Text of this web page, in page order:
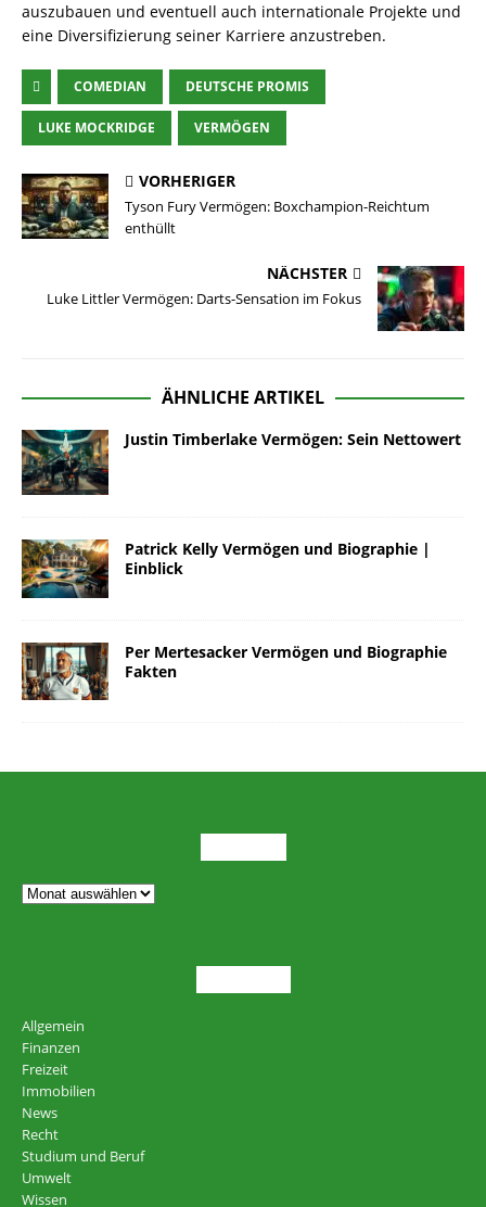
auszubauen und eventuell auch internationale Projekte und
eine Diversifizierung seiner Karriere anzustreben.
COMEDIAN DEUTSCHE PROMIS
LUKE MOCKRIDGE VERMÖGEN
VORHERIGER
Tyson Fury Vermögen: Boxchampion-Reichtum
enthüllt
NÄCHSTER
Luke Littler Vermögen: Darts-Sensation im Fokus
ÄHNLICHE ARTIKEL
Justin Timberlake Vermögen: Sein Nettowert
Patrick Kelly Vermögen und Biographie |
Einblick
Per Mertesacker Vermögen und Biographie
Fakten
Allgemein
Finanzen
Freizeit
Immobilien
News
Recht
Studium und Beruf
Umwelt
Wissen